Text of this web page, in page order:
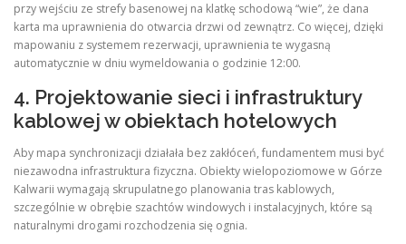
przy wejściu ze strefy basenowej na klatkę schodową “wie”, że dana
karta ma uprawnienia do otwarcia drzwi od zewnątrz. Co więcej, dzięki
mapowaniu z systemem rezerwacji, uprawnienia te wygasną
automatycznie w dniu wymeldowania o godzinie 12:00.
4. Projektowanie sieci i infrastruktury
kablowej w obiektach hotelowych
Aby mapa synchronizacji działała bez zakłóceń, fundamentem musi być
niezawodna infrastruktura fizyczna. Obiekty wielopoziomowe w Górze
Kalwarii wymagają skrupulatnego planowania tras kablowych,
szczególnie w obrębie szachtów windowych i instalacyjnych, które są
naturalnymi drogami rozchodzenia się ognia.